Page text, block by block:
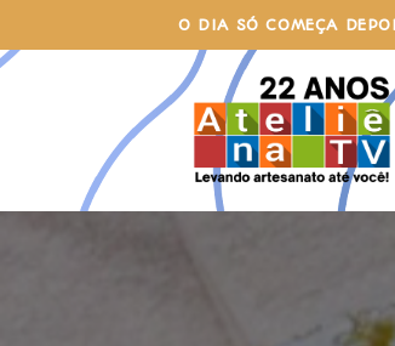
to
content
O DIA SÓ COMEÇA